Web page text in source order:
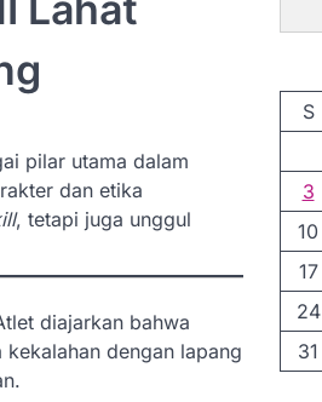
pilar utama dalam
dan etika
, tetapi juga unggul
diajarkan bahwa
dengan lapang
S
3
10
17
24
31